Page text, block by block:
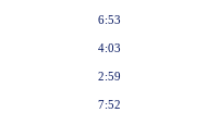
6:53
4:03
2:59
7:52